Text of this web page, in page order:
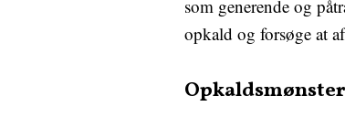
som generende og
opkald og forsøge at